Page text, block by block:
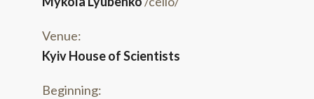
Venue:
Kyiv House of Scientists
Beginning: